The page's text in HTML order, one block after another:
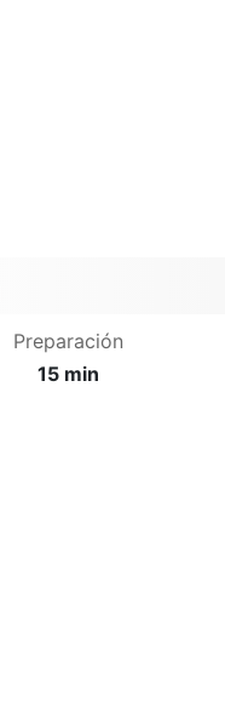
Preparación
15 min